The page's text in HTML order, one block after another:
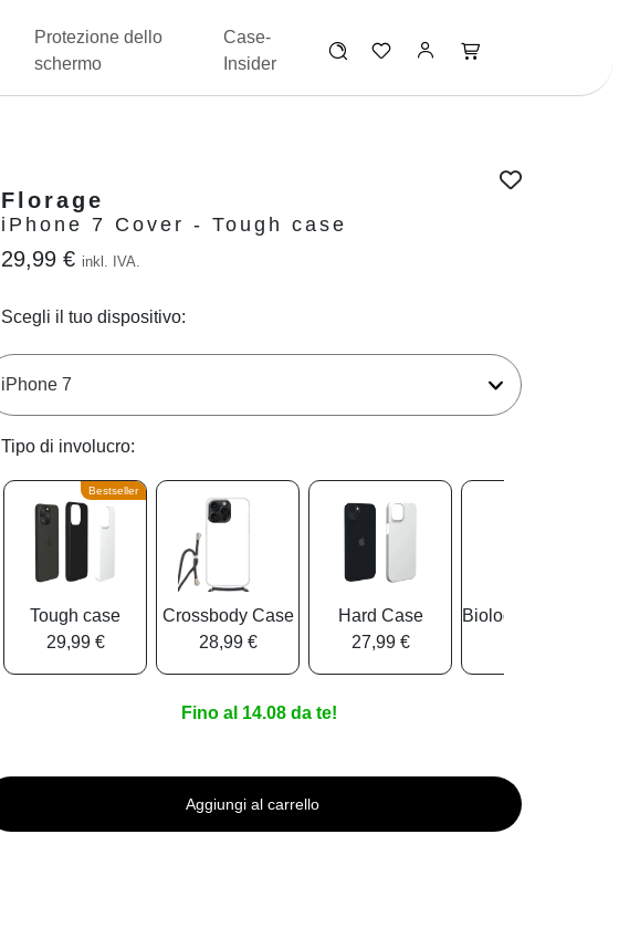
Protezione dello
schermo
Case-
Insider
Florage
iPhone 7 Cover - Tough case
29,99 € inkl. IVA.
Scegli il tuo dispositivo:
Tipo di involucro:
Bestseller
Tough case
29,99 €
Crossbody Case
28,99 €
Hard Case
27,99 €
Biologisch
Fino al 14.08 da te!
Aggiungi al carrello